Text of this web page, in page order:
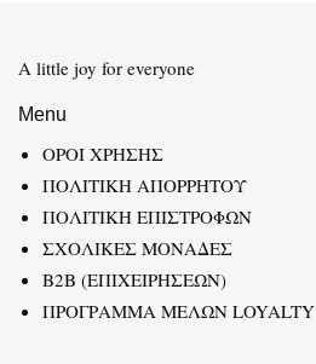
A little joy for everyone
Menu
ΟΡΟΙ ΧΡΗΣΗΣ
ΠΟΛΙΤΙΚΗ ΑΠΟΡΡΗΤΟΥ
ΠΟΛΙΤΙΚΗ ΕΠΙΣΤΡΟΦΩΝ
ΣΧΟΛΙΚΕΣ ΜΟΝΑΔΕΣ
B2B (ΕΠΙΧΕΙΡΗΣΕΩΝ)
ΠΡΟΓΡΑΜΜΑ ΜΕΛΩΝ LOYALTY